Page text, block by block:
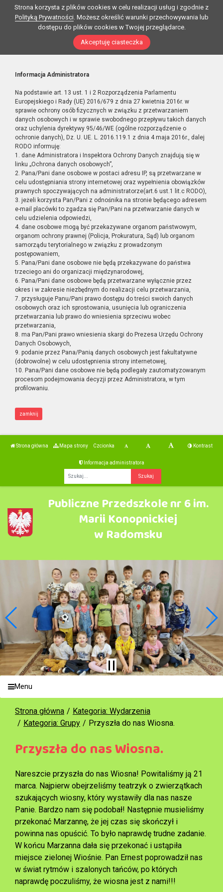
Strona korzysta z plików cookies w celu realizacji usług i zgodnie z
Polityką Prywatności. Możesz określić warunki przechowywania lub
dostępu do plików cookies w Twojej przeglądarce.
Akceptuję ciasteczka
Informacja Administratora
Na podstawie art. 13 ust. 1 i 2 Rozporządzenia Parlamentu
Europejskiego i Rady (UE) 2016/679 z dnia 27 kwietnia 2016r. w
sprawie ochrony osób fizycznych w związku z przetwarzaniem
danych osobowych i w sprawie swobodnego przepływu takich danych
oraz uchylenia dyrektywy 95/46/WE (ogólne rozporządzenie o
ochronie danych), Dz. U. UE. L. 2016.119.1 z dnia 4 maja 2016r., dalej
RODO informuję:
1. dane Administratora i Inspektora Ochrony Danych znajdują się w
linku „Ochrona danych osobowych”,
2. Pana/Pani dane osobowe w postaci adresu IP, są przetwarzane w
celu udostępniania strony internetowej oraz wypełnienia obowiązków
prawnych spoczywających na administratorze(art.6 ust.1 lit.c RODO),
3. jeżeli korzysta Pan/Pani z odnośnika na stronie będącego adresem
e-mail placówki to zgadza się Pan/Pani na przetwarzanie danych w
celu udzielenia odpowiedzi,
4. dane osobowe mogą być przekazywane organom państwowym,
organom ochrony prawnej (Policja, Prokuratura, Sąd) lub organom
samorządu terytorialnego w związku z prowadzonym
postępowaniem,
5. Pana/Pani dane osobowe nie będą przekazywane do państwa
trzeciego ani do organizacji międzynarodowej,
6. Pana/Pani dane osobowe będą przetwarzane wyłącznie przez
okres i w zakresie niezbędnym do realizacji celu przetwarzania,
7. przysługuje Panu/Pani prawo dostępu do treści swoich danych
osobowych oraz ich sprostowania, usunięcia lub ograniczenia
przetwarzania lub prawo do wniesienia sprzeciwu wobec
przetwarzania,
8. ma Pan/Pani prawo wniesienia skargi do Prezesa Urzędu Ochrony
Danych Osobowych,
9. podanie przez Pana/Panią danych osobowych jest fakultatywne
(dobrowolne) w celu udostępnienia strony internetowej,
10. Pana/Pani dane osobowe nie będą podlegały zautomatyzowanym
procesom podejmowania decyzji przez Administratora, w tym
profilowaniu.
zamknij
Strona główna Mapa strony Czcionka Kontrast
Informacja administratora
Publiczne Przedszkole nr 6 im.
Marii Konopnickiej
w Radomsku
Menu
Strona główna
Kategoria: Wydarzenia
Kategoria: Grupy
Przyszła do nas Wiosna.
Przyszła do nas Wiosna.
Nareszcie przyszła do nas Wiosna! Powitaliśmy ją 21
marca. Najpierw obejrzeliśmy teatrzyk o zwierzątkach
szukających wiosny, który wystawiły dla nas nasze
Panie. Bardzo nam się podobał! Następnie musieliśmy
przekonać Marzannę, że jej czas się skończył i
powinna nas opuścić. To było naprawdę trudne zadanie.
W końcu Marzanna dała się przekonać i ustąpiła
miejsce zielonej Wiośnie. Pan Ernest poprowadził nas
w świat rytmów i szalonych tańców, po których
naprawdę poczuliśmy, że wiosna jest z nami!!!